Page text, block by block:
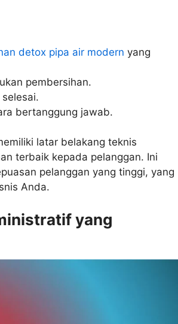
detox pipa air modern yang
pembersihan.
bertanggung jawab.
latar belakang teknis
terbaik kepada pelanggan. Ini
pelanggan yang tinggi, yang
Anda.
yang